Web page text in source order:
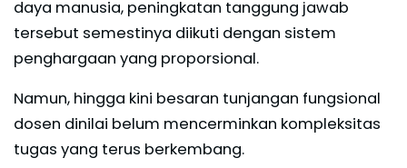
daya manusia, peningkatan tanggung jawab
tersebut semestinya diikuti dengan sistem
penghargaan yang proporsional.
Namun, hingga kini besaran tunjangan fungsional
dosen dinilai belum mencerminkan kompleksitas
tugas yang terus berkembang.